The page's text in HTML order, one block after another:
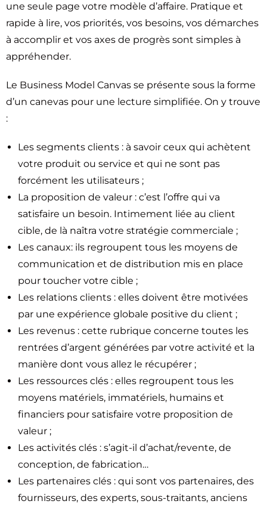
une seule page votre modèle d’affaire. Pratique et
rapide à lire, vos priorités, vos besoins, vos démarches
à accomplir et vos axes de progrès sont simples à
appréhender.
Le Business Model Canvas se présente sous la forme
d’un canevas pour une lecture simplifiée. On y trouve
:
Les segments clients : à savoir ceux qui achètent
votre produit ou service et qui ne sont pas
forcément les utilisateurs ;
La proposition de valeur : c’est l’offre qui va
satisfaire un besoin. Intimement liée au client
cible, de là naîtra votre stratégie commerciale ;
Les canaux: ils regroupent tous les moyens de
communication et de distribution mis en place
pour toucher votre cible ;
Les relations clients : elles doivent être motivées
par une expérience globale positive du client ;
Les revenus : cette rubrique concerne toutes les
rentrées d’argent générées par votre activité et la
manière dont vous allez le récupérer ;
Les ressources clés : elles regroupent tous les
moyens matériels, immatériels, humains et
financiers pour satisfaire votre proposition de
valeur ;
Les activités clés : s’agit-il d’achat/revente, de
conception, de fabrication…
Les partenaires clés : qui sont vos partenaires, des
fournisseurs, des experts, sous-traitants, anciens